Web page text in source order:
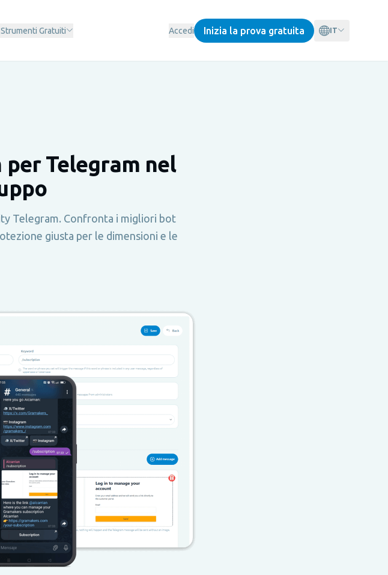
Strumenti Gratuiti Accedi Inizia la prova gratuita IT
Telegram nel
Telegram. Confronta i migliori bot
giusta per le dimensioni e le